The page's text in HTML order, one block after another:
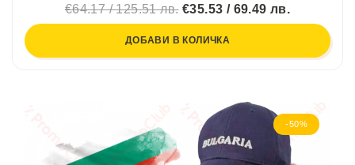
€64.17 / 125.51 лв.€35.53 / 69.49 лв.
ДОБАВИ В КОЛИЧКА
-50%